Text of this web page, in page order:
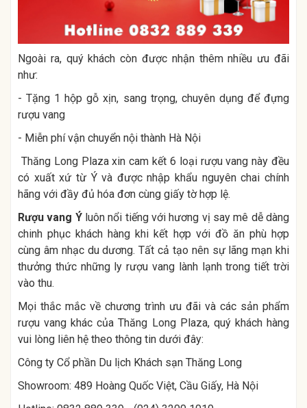
Ngoài ra, quý khách còn được nhận thêm nhiều ưu đãi
như:
- Tặng 1 hộp gỗ xịn, sang trọng, chuyên dụng để đựng
rượu vang
- Miễn phí vận chuyển nội thành Hà Nội
Thăng Long Plaza xin cam kết 6 loại rượu vang này đều
có xuất xứ từ Ý và được nhập khẩu nguyên chai chính
hãng với đầy đủ hóa đơn cùng giấy tờ hợp lệ.
Rượu vang Ýluôn nổi tiếng với hương vị say mê dễ dàng
chinh phục khách hàng khi kết hợp với đồ ăn phù hợp
cùng âm nhạc du dương. Tất cả tạo nên sự lãng mạn khi
thưởng thức những ly rượu vang lành lạnh trong tiết trời
vào thu.
Mọi thắc mắc về chương trình ưu đãi và các sản phẩm
rượu vang khác của Thăng Long Plaza, quý khách hàng
vui lòng liên hệ theo thông tin dưới đây:
Công ty Cổ phần Du lịch Khách sạn Thăng Long
Showroom: 489 Hoàng Quốc Việt, Cầu Giấy, Hà Nội